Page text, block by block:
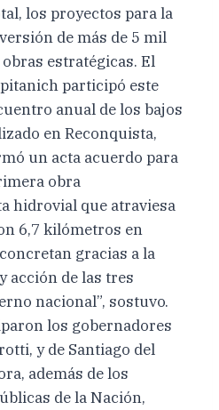
los proyectos para la
de más de 5 mil
estratégicas. El
participó este
anual de los bajos
en Reconquista,
un acta acuerdo para
obra
hidrovial que atraviesa
6,7 kilómetros en
gracias a la
acción de las tres
nacional”, sostuvo.
los gobernadores
y de Santiago del
además de los
de la Nación,